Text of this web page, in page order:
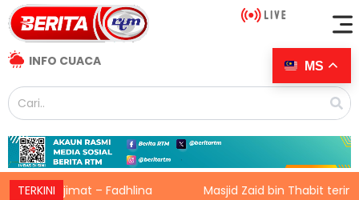
INFO CUACA
TERKINI– Fadhlina Masjid Zaid bin Thabit terima
MS